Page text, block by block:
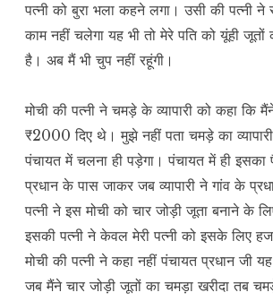
पत्नी को बुरा भला कहने लगा। उसी की पत्नी
काम नहीं चलेगा यह भी तो मेरे पति को यूंही
है। अब मैं भी चुप नहीं रहूंगी।
मोची की पत्नी ने चमड़े के व्यापारी को कहा कि
₹2000 दिए थे। मुझे नहीं पता चमड़े का
पंचायत में चलना ही पड़ेगा। पंचायत में ही इसका
प्रधान के पास जाकर जब व्यापारी ने गांव के
पत्नी ने इस मोची को चार जोड़ी जूता बनाने के
इसकी पत्नी ने केवल मेरी पत्नी को इसके लिए
मोची की पत्नी ने कहा नहीं पंचायत प्रधान जी
जब मैंने चार जोड़ी जूतों का चमड़ा खरीदा तब